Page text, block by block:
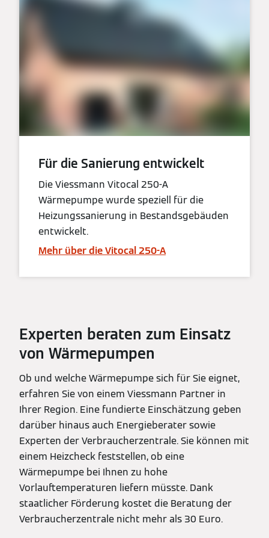
Für die Sanierung entwickelt
Die Viessmann Vitocal 250-A
Wärmepumpe wurde speziell für die
Heizungssanierung in Bestandsgebäuden
entwickelt.
Mehr über die Vitocal 250-A
Experten beraten zum Einsatz
von Wärmepumpen
Ob und welche Wärmepumpe sich für Sie eignet,
erfahren Sie von einem Viessmann Partner in
Ihrer Region. Eine fundierte Einschätzung geben
darüber hinaus auch Energieberater sowie
Experten der Verbraucherzentrale. Sie können mit
einem Heizcheck feststellen, ob eine
Wärmepumpe bei Ihnen zu hohe
Vorlauftemperaturen liefern müsste. Dank
staatlicher Förderung kostet die Beratung der
Verbraucherzentrale nicht mehr als 30 Euro.